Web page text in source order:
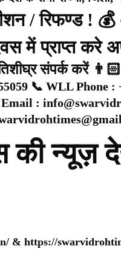
/ रिफण्ड !
में प्राप्त करे
संपर्क करें
📞 WLL Phone
Email :
की
& https://